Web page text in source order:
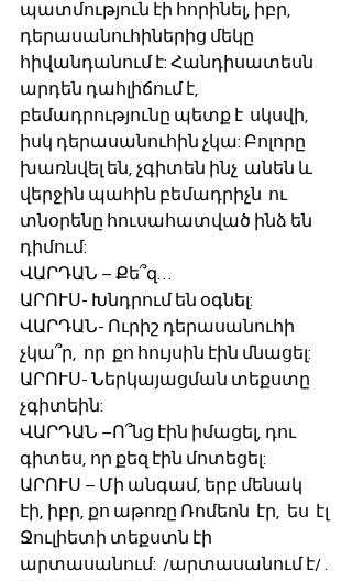
պատմություն էի հորինել, իբր,
դերասանուհիներից մեկը
հիվանդանում է: Հանդիսատեսն
արդեն դահլիճում է,
բեմադրությունը պետք է  սկսվի,
իսկ դերասանուհին չկա: Բոլորը
խառնվել են, չգիտեն ինչ  անեն և
վերջին պահին բեմադրիչն  ու
տնօրենը հուսահատված ինձ են
դիմում:
ՎԱՐԴԱՆ – Քե՞զ…
ԱՐՈՒՍ- Խնդրում են օգնել:
ՎԱՐԴԱՆ- Ուրիշ դերասանուհի
չկա՞ր,  որ  քո հույսին էին մնացել:
ԱՐՈՒՍ- Ներկայացման տեքստը
չգիտեին:
ՎԱՐԴԱՆ –Ո՞նց էին իմացել, դու
գիտես, որ քեզ էին մոտեցել:
ԱՐՈՒՍ – Մի անգամ, երբ մենակ
էի, իբր, քո աթոռը Ռոմեոն  էր,  ես  էլ
Ջուլիետի տեքստն էի
արտասանում:  /արտասանում է/ .